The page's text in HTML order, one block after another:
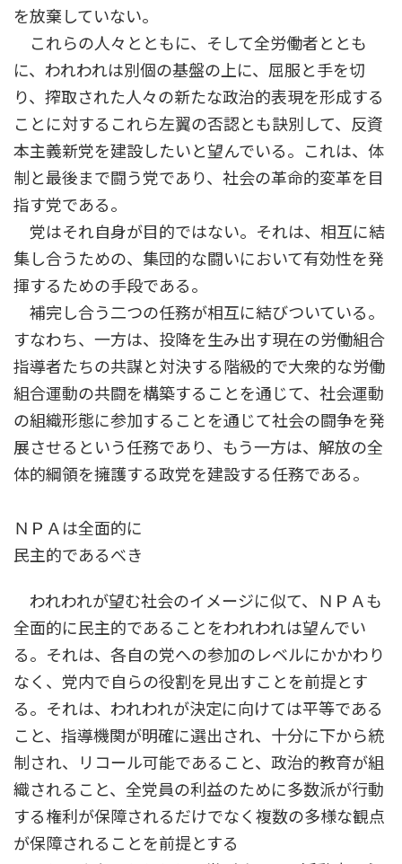
を放棄していない。
これらの人々とともに、そして全労働者ととも
に、われわれは別個の基盤の上に、屈服と手を切
り、搾取された人々の新たな政治的表現を形成する
ことに対するこれら左翼の否認とも訣別して、反資
本主義新党を建設したいと望んでいる。これは、体
制と最後まで闘う党であり、社会の革命的変革を目
指す党である。
党はそれ自身が目的ではない。それは、相互に結
集し合うための、集団的な闘いにおいて有効性を発
揮するための手段である。
補完し合う二つの任務が相互に結びついている。
すなわち、一方は、投降を生み出す現在の労働組合
指導者たちの共謀と対決する階級的で大衆的な労働
組合運動の共闘を構築することを通じて、社会運動
の組織形態に参加することを通じて社会の闘争を発
展させるという任務であり、もう一方は、解放の全
体的綱領を擁護する政党を建設する任務である。
ＮＰＡは全面的に
民主的であるべき
われわれが望む社会のイメージに似て、ＮＰＡも
全面的に民主的であることをわれわれは望んでい
る。それは、各自の党への参加のレベルにかかわり
なく、党内で自らの役割を見出すことを前提とす
る。それは、われわれが決定に向けては平等である
こと、指導機関が明確に選出され、十分に下から統
制され、リコール可能であること、政治的教育が組
織されること、全党員の利益のために多数派が行動
する権利が保障されるだけでなく複数の多様な観点
が保障されることを前提とする